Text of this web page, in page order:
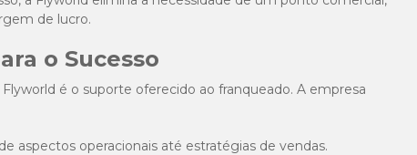
de lucro.
o Sucesso
é o suporte oferecido ao franqueado. A empresa
aspectos operacionais até estratégias de vendas.